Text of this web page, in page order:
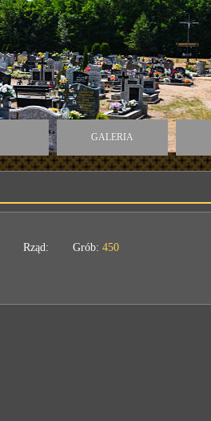
GALERIA
Rząd: Grób: 450